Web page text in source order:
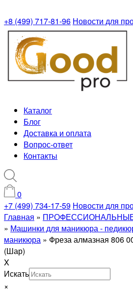
+8 (499) 717-81-96 Новости для
Каталог
Блог
Доставка и оплата
Вопрос-ответ
Контакты
0
+7 (499) 734-17-59 Новости для
Главная »
» Машинки для маникюра -
маникюра » Фреза алмазная 806
(Шар)
X
Искать
×